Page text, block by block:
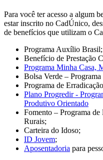
Para você ter acesso a algum
estar inscrito no CadÚnico,
de benefícios que utilizam o
​​Programa Auxílio Brasil;
Benefício de Prestação
Programa Minha Casa,
Bolsa Verde –
Programa de
Plano Progredir -
Produtivo Orientado
Fomento – Programa
Rurais;
Carteira do Idoso;
ID Jovem;
Aposentadoria para